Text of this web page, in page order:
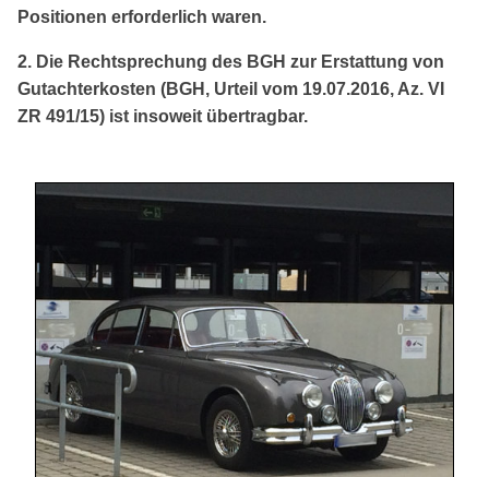
Positionen erforderlich waren.
2. Die Rechtsprechung des BGH zur Erstattung von
Gutachterkosten (BGH, Urteil vom 19.07.2016, Az. VI
ZR 491/15) ist insoweit übertragbar.